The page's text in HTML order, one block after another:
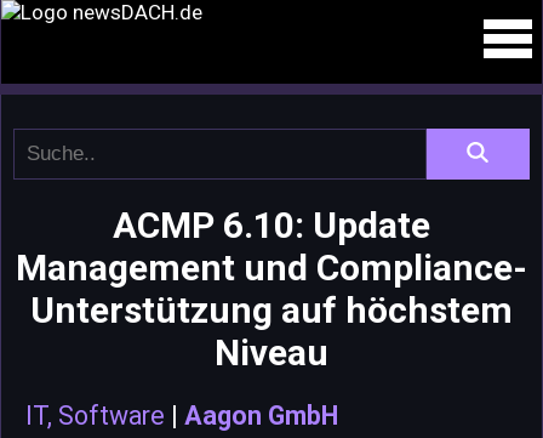
ACMP 6.10: Update
Management und Compliance-
Unterstützung auf höchstem
Niveau
IT, Software | Aagon GmbH